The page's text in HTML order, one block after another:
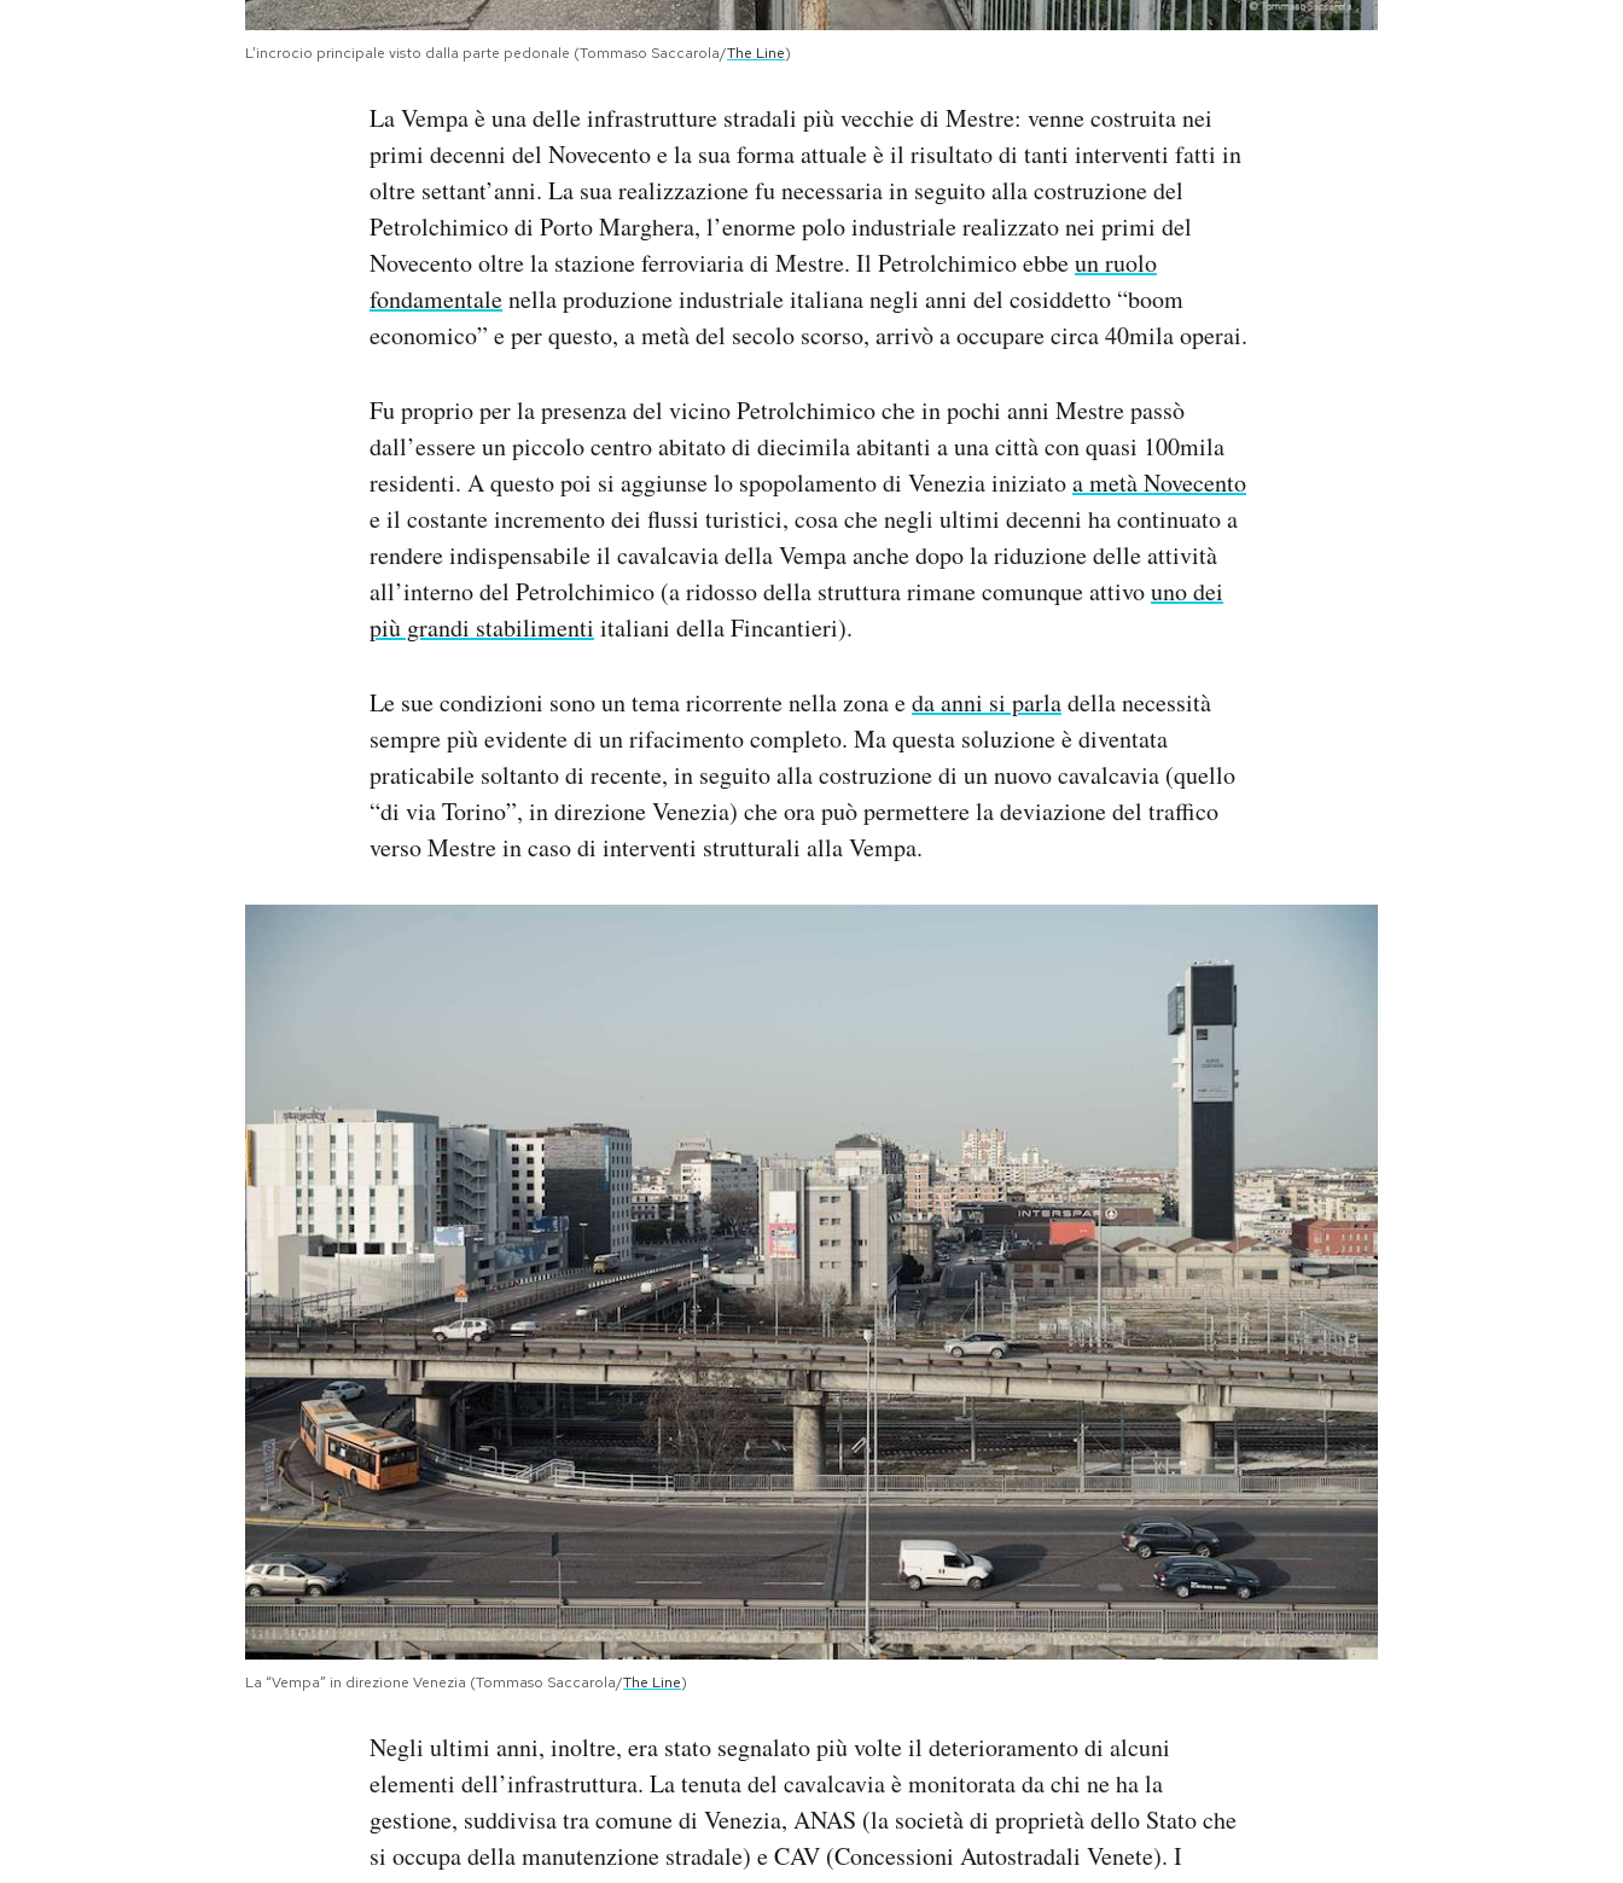
L’incrocio principale visto dalla parte pedonale (Tommaso Saccarola/The Line)
La Vempa è una delle infrastrutture stradali più vecchie di Mestre: venne costruita nei
primi decenni del Novecento e la sua forma attuale è il risultato di tanti interventi fatti in
oltre settant’anni. La sua realizzazione fu necessaria in seguito alla costruzione del
Petrolchimico di Porto Marghera, l’enorme polo industriale realizzato nei primi del
Novecento oltre la stazione ferroviaria di Mestre. Il Petrolchimico ebbeun ruolo
fondamentalenella produzione industriale italiana negli anni del cosiddetto “boom
economico” e per questo, a metà del secolo scorso, arrivò a occupare circa 40mila operai.
Fu proprio per la presenza del vicino Petrolchimico che in pochi anni Mestre passò
dall’essere un piccolo centro abitato di diecimila abitanti a una città con quasi 100mila
residenti. A questo poi si aggiunse lo spopolamento di Venezia iniziatoa metà Novecento
e il costante incremento dei flussi turistici, cosa che negli ultimi decenni ha continuato a
rendere indispensabile il cavalcavia della Vempa anche dopo la riduzione delle attività
all’interno del Petrolchimico (a ridosso della struttura rimane comunque attivouno dei
più grandi stabilimenti italiani della Fincantieri).
Le sue condizioni sono un tema ricorrente nella zona eda anni si parladella necessità
sempre più evidente di un rifacimento completo. Ma questa soluzione è diventata
praticabile soltanto di recente, in seguito alla costruzione di un nuovo cavalcavia (quello
“di via Torino”, in direzione Venezia) che ora può permettere la deviazione del traffico
verso Mestre in caso di interventi strutturali alla Vempa.
La “Vempa” in direzione Venezia (Tommaso Saccarola/The Line)
Negli ultimi anni, inoltre, era stato segnalato più volte il deterioramento di alcuni
elementi dell’infrastruttura. La tenuta del cavalcavia è monitorata da chi ne ha la
gestione, suddivisa tra comune di Venezia, ANAS (la società di proprietà dello Stato che
si occupa della manutenzione stradale) e CAV (Concessioni Autostradali Venete). I